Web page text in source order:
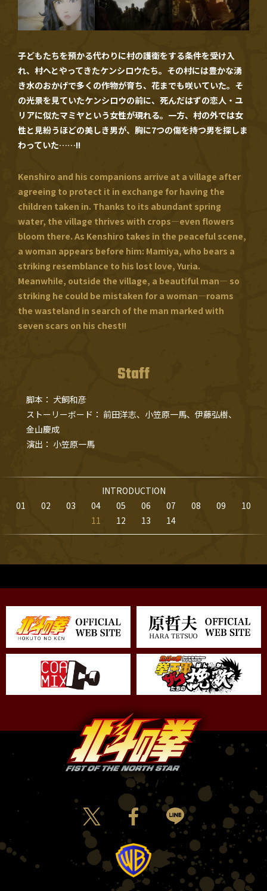
子どもたちを預かる代わりに村の護衛をする条件を受け入
れ、村へとやってきたケンシロウたち。その村には豊かな湧
き水のおかげで多くの作物が育ち、花までも咲いていた。そ
の光景を見ていたケンシロウの前に、死んだはずの恋人・ユ
リアに似たマミヤという女性が現れる。一方、村の外では女
性と見紛うほどの美しき男が、胸に7つの傷を持つ男を探しま
わっていた……!!
Kenshiro and his companions arrive at a village after
agreeing to protect it in exchange for having the
children taken in. Thanks to its abundant spring
water, the village thrives with crops—even flowers
bloom there. As Kenshiro takes in the peaceful scene,
a woman appears before him: Mamiya, who bears a
striking resemblance to his lost love, Yuria.
Meanwhile, outside the village, a beautiful man— so
striking he could be mistaken for a woman—roams
the wasteland in search of the man marked with
seven scars on his chest!!
Staff
脚本
犬飼和彦
ストーリーボード
前田洋志、 小笠原一馬、 伊藤弘樹、
金山慶成
演出
小笠原一馬
INTRODUCTION
01
02 03 04 05 06 07 08 09
10
11
12 13 14